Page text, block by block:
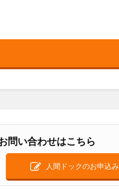
問い合わせはこちら
人間ドックのお申込み